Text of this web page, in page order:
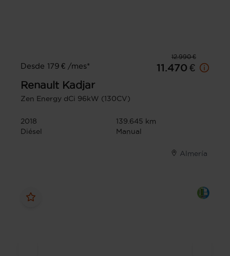
12.990 €
Desde 179 € /mes*
11.470 €
Renault Kadjar
Zen Energy dCi 96kW (130CV)
2018
139.645 km
Diésel
Manual
Almería